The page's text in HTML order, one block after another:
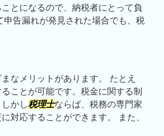
とになるので、納税者にとって負
告漏れが発見された場合でも、税
なメリットがあります。 たとえ
ことが可能です。税金に関する制
かし税理士ならば、税務の専門家
対応することができます。 また、